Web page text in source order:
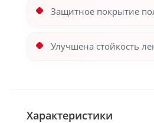
Защитное покрытие
Улучшена стойкость
Характеристики